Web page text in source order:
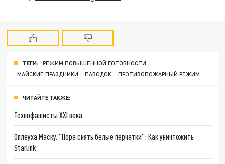
ТЕГИ:
РЕЖИМ ПОВЫШЕННОЙ ГОТОВНОСТИ
МАЙСКИЕ ПРАЗДНИКИ
ПАВОДОК ПРОТИВОПОЖАРНЫЙ РЕЖИМ
ЧИТАЙТЕ ТАКЖЕ:
Технофашисты XXI века
Оплеуха Маску. "Пора снять белые перчатки": Как уничтожить
Starlink